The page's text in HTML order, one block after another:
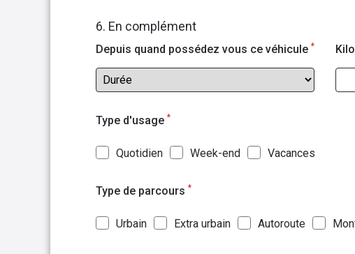
6. En complément
Depuis quand possédez vous ce véhicule *
Type d'usage *
Quotidien Week-end Vacances
Type de parcours *
Urbain Extra urbain Autoroute